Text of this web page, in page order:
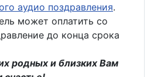
аудио поздравления.
может оплатить со
до конца срока
родных и близких Вам